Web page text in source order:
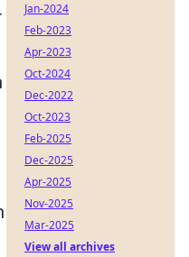
Jan-2024
Feb-2023
Apr-2023
Oct-2024
Dec-2022
Oct-2023
Feb-2025
Dec-2025
Apr-2025
Nov-2025
Mar-2025
View all archives